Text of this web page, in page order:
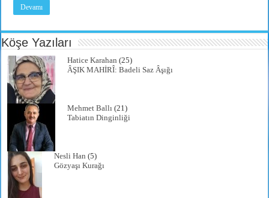
Devamı
Köşe Yazıları
Hatice Karahan (25)
ÂŞIK MAHİRÎ: Badeli Saz Âşığı
Mehmet Ballı (21)
Tabiatın Dinginliği
Nesli Han (5)
Gözyaşı Kurağı